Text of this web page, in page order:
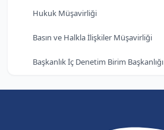
Hukuk Müşavirliği
Basın ve Halkla İlişkiler Müşavirliği
Başkanlık İç Denetim Birim Başkanlığı